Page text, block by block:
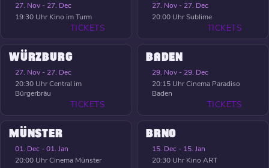
27. Nov - 27. Dec
19:30 Uhr Kino im Turm
TICKETS
27. Nov - 27. Dec
20:00 UhrSublime
TICKETS
WÜRZBURG
27. Nov - 27. Dec
20:30 UhrCentral im
Bürgerbräu
TICKETS
BADEN
29. Nov - 29. Dec
20:15 UhrCinema Paradiso
Baden
TICKETS
MÜNSTER
01. Dec - 01. Jan
20:00 UhrCinema Münster
BRNO
15. Dec - 15. Jan
20:30 Uhr Kino ART